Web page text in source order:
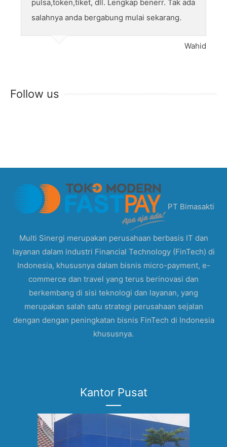
pulsa,token,tiket, dll. Lengkap benerr. Tak ada
salahnya anda bergabung mulai sekarang.
Wahid
Follow us
PT Bimasakti
Multi Sinergi merupakan perusahaan berbasis IT dan
layanan dalam industri Financial Technology (FinTech) di
Indonesia, khususnya dalam bisnis micro-payment, e-
commerce dan travel yang terus berinovasi dan
berkembang di sisi teknologi dan layanan, yang
merupakan salah satu strategi perusahaan sejalan
dengan dengan peningkatan bisnis FinTech di Indonesia
khususnya.
Kantor Pusat